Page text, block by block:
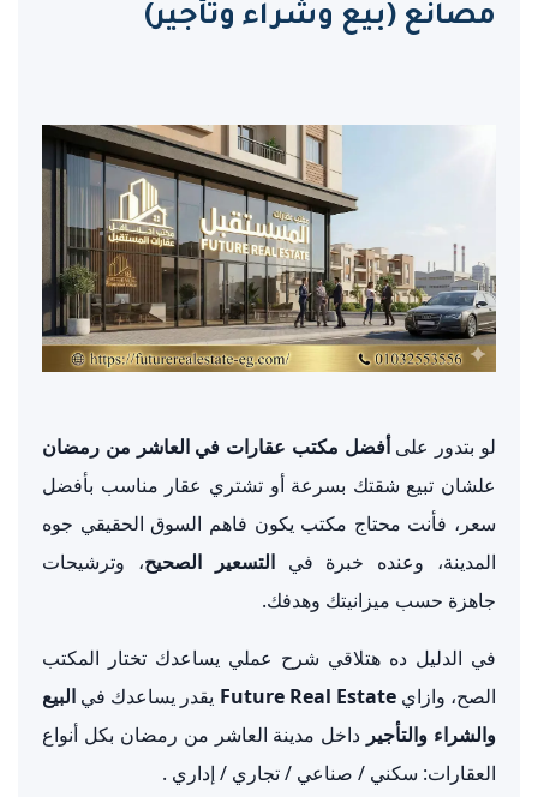
مصانع (بيع وشراء وتأجير)
لو بتدور علىأفضل مكتب عقارات في العاشر من رمضان
علشان تبيع شقتك بسرعة أو تشتري عقار مناسب بأفضل
سعر، فأنت محتاج مكتب يكون فاهم السوق الحقيقي جوه
المدينة، وعنده خبرة فيالتسعير الصحيح، وترشيحات
جاهزة حسب ميزانيتك وهدفك.
في الدليل ده هتلاقي شرح عملي يساعدك تختار المكتب
الصح، وازايFuture Real Estate يقدر يساعدك في البيع
والشراء والتأجير داخل مدينة العاشر من رمضان بكل أنواع
العقارات: سكني / صناعي / تجاري / إداري .